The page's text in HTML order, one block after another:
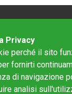
Privacy
perché il sito
fornirti
di navigazione
analisi